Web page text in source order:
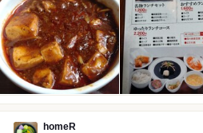
homeR